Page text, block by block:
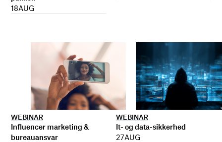
18AUG
WEBINAR
Influencer marketing &
bureauansvar
WEBINAR
It- og data-sikkerhed
27AUG